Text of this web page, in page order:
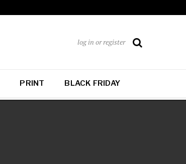
log in or register
PRINT BLACK FRIDAY